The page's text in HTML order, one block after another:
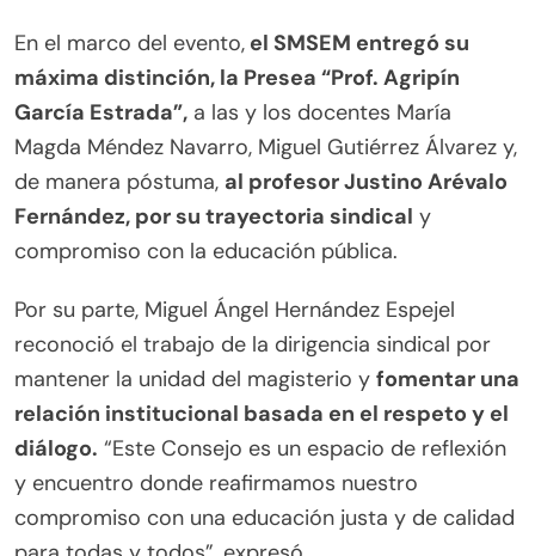
En el marco del evento, el SMSEM entregó su
máxima distinción, la Presea “Prof. Agripín
García Estrada”, a las y los docentes María
Magda Méndez Navarro, Miguel Gutiérrez Álvarez y,
de manera póstuma, al profesor Justino Arévalo
Fernández, por su trayectoria sindical y
compromiso con la educación pública.
Por su parte, Miguel Ángel Hernández Espejel
reconoció el trabajo de la dirigencia sindical por
mantener la unidad del magisterio y fomentar una
relación institucional basada en el respeto y el
diálogo. “Este Consejo es un espacio de reflexión
y encuentro donde reafirmamos nuestro
compromiso con una educación justa y de calidad